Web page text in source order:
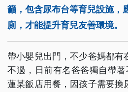
籲，包含尿布台等育兒設施，
廁，才能提升育兒友善環境。
帶小嬰兒出門，不少爸媽都有
不過，日前有名爸爸獨自帶
蓮某飯店用餐，因孩子需要換